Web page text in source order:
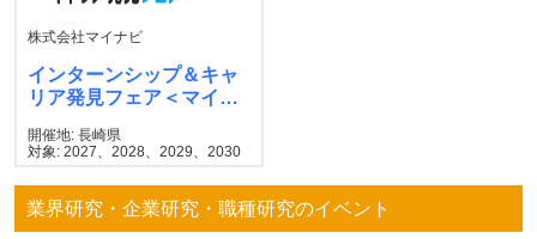
株式会社マイナビ
インターンシップ＆キャ
リア発見フェア＜マイナ
開催地: 長崎県
対象: 2027、2028、2029、2030
業界研究・企業研究・職種研究のイベント